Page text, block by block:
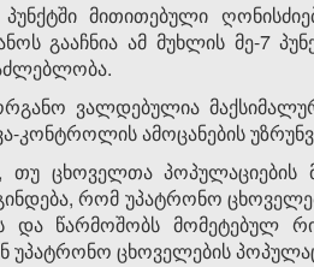
მითითებული
გააჩნია ამ მუხლის მე-7
ვალდებულია
კონტროლის ამოცანების
თუ ცხოველთა პოპულაციების
რომ უპატრონო
და წარმოშობს
უპატრონო ცხოველების